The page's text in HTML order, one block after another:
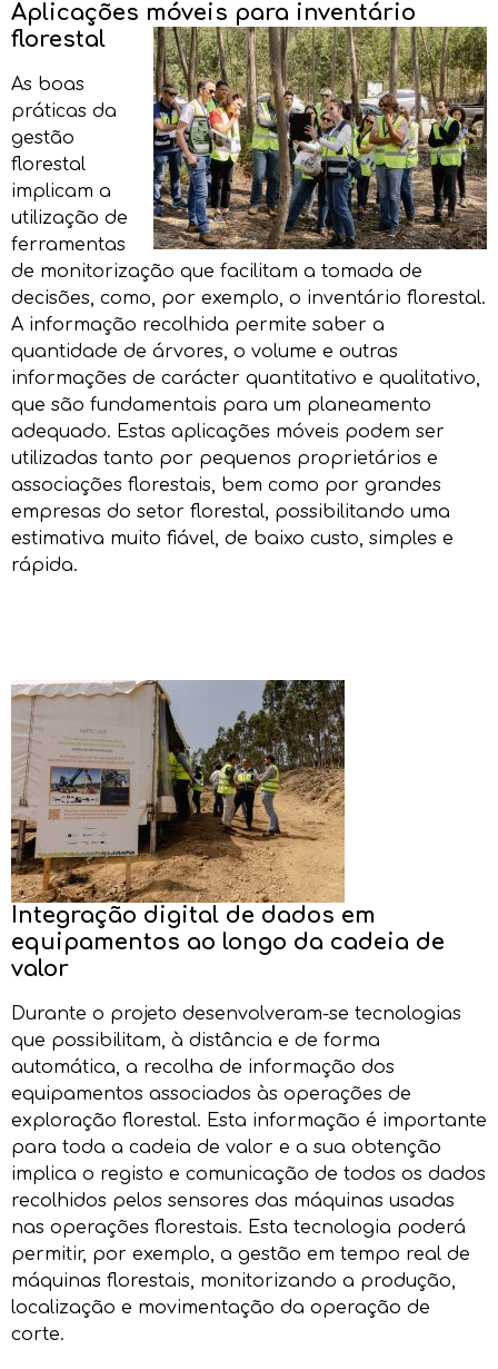
Aplicações móveis para inventário
florestal
As boas
práticas da
gestão
florestal
implicam a
utilização de
ferramentas
de monitorização que facilitam a tomada de
decisões, como, por exemplo, o inventário florestal.
A informação recolhida permite saber a
quantidade de árvores, o volume e outras
informações de carácter quantitativo e qualitativo,
que são fundamentais para um planeamento
adequado. Estas aplicações móveis podem ser
utilizadas tanto por pequenos proprietários e
associações florestais, bem como por grandes
empresas do setor florestal, possibilitando uma
estimativa muito fiável, de baixo custo, simples e
rápida.
Integração digital de dados em
equipamentos ao longo da cadeia de
valor
Durante o projeto desenvolveram-se tecnologias
que possibilitam, à distância e de forma
automática, a recolha de informação dos
equipamentos associados às operações de
exploração florestal. Esta informação é importante
para toda a cadeia de valor e a sua obtenção
implica o registo e comunicação de todos os dados
recolhidos pelos sensores das máquinas usadas
nas operações florestais. Esta tecnologia poderá
permitir, por exemplo, a gestão em tempo real de
máquinas florestais, monitorizando a produção,
localização e movimentação da operação de
corte.